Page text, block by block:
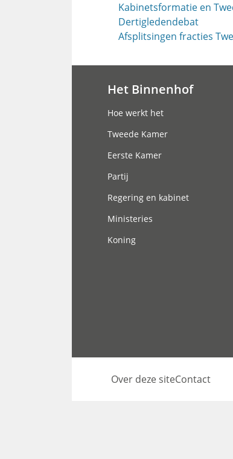
Kabinetsformatie en
Dertigledendebat
Afsplitsingen fracties
Het Binnenhof
Hoe werkt het
Tweede Kamer
Eerste Kamer
Partij
Regering en kabinet
Ministeries
Koning
Over deze siteContact